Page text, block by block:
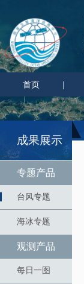
首页
成果展示
专题产品
台风专题
海冰专题
观测产品
每日一图